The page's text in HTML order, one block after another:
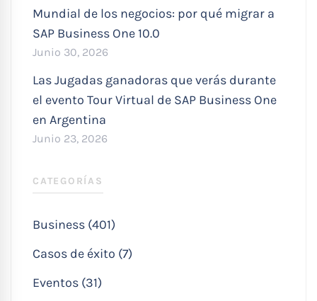
Mundial de los negocios: por qué migrar a
SAP Business One 10.0
Junio 30, 2026
Las Jugadas ganadoras que verás durante
el evento Tour Virtual de SAP Business One
en Argentina
Junio 23, 2026
CATEGORÍAS
Business (401)
Casos de éxito (7)
Eventos (31)